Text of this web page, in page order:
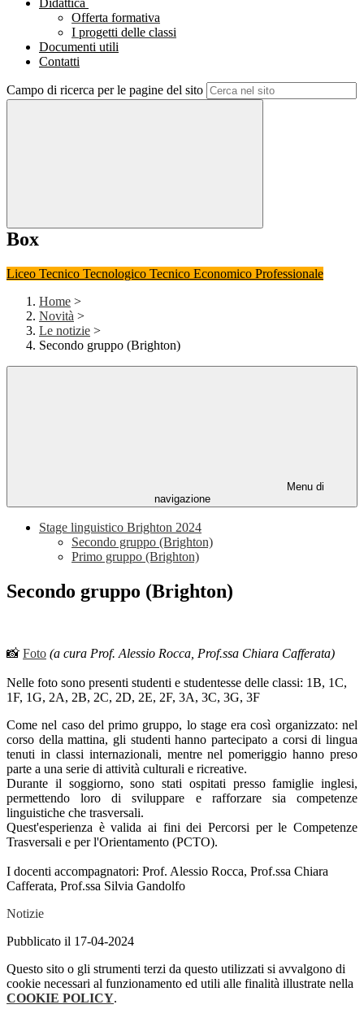
Didattica
Offerta formativa
I progetti delle classi
Documenti utili
Contatti
Campo di ricerca per le pagine del sito
Box
Liceo Tecnico Tecnologico Tecnico Economico Professionale
Home >
Novità >
Le notizie >
Secondo gruppo (Brighton)
Menu di
navigazione
Stage linguistico Brighton 2024
Secondo gruppo (Brighton)
Primo gruppo (Brighton)
Secondo gruppo (Brighton)
📸 Foto (a cura Prof. Alessio Rocca, Prof.ssa Chiara Cafferata)
Nelle foto sono presenti studenti e studentesse delle classi: 1B, 1C,
1F, 1G, 2A, 2B, 2C, 2D, 2E, 2F, 3A, 3C, 3G, 3F
Come nel caso del primo gruppo, lo stage era così organizzato: nel
corso della mattina, gli studenti hanno partecipato a corsi di lingua
tenuti in classi internazionali, mentre nel pomeriggio hanno preso
parte a una serie di attività culturali e ricreative.
Durante il soggiorno, sono stati ospitati presso famiglie inglesi,
permettendo loro di sviluppare e rafforzare sia competenze
linguistiche che trasversali.
Quest'esperienza è valida ai fini dei Percorsi per le Competenze
Trasversali e per l'Orientamento (PCTO).
I docenti accompagnatori: Prof. Alessio Rocca, Prof.ssa Chiara
Cafferata, Prof.ssa Silvia Gandolfo
Notizie
Pubblicato il 17-04-2024
Questo sito o gli strumenti terzi da questo utilizzati si avvalgono di
cookie necessari al funzionamento ed utili alle finalità illustrate nella
COOKIE POLICY.